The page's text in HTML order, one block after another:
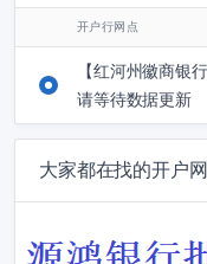
开户行网点
【红河州徽商银
请等待数据更新
大家都在找的开户